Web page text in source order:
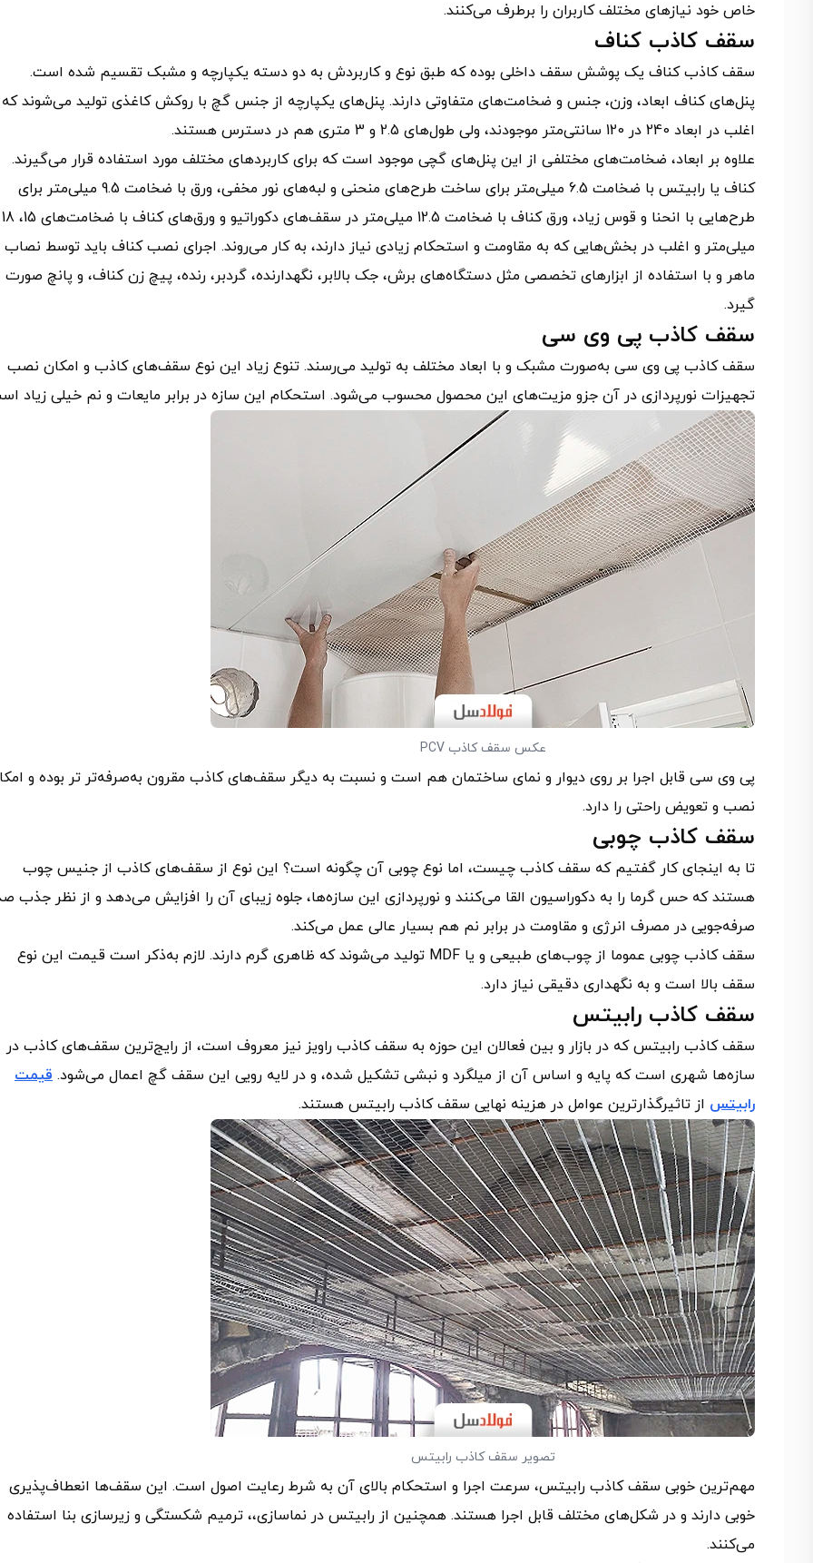
خاص خود نیازهای مختلف کاربران را برطرف می‌کنند.
سقف کاذب کناف
سقف کاذب کناف یک پوشش سقف داخلی بوده که طبق نوع و کاربردش به دو دسته یکپارچه و مشبک تقسیم شده است.
پنل‌های کناف ابعاد، وزن، جنس و ضخامت‌های متفاوتی دارند. پنل‌های یکپارچه از جنس گچ با روکش کاغذی تولید می‌شوند که
اغلب در ابعاد 240 در 120 سانتی‌متر موجودند، ولی طول‌های 2.5 و 3 متری هم در دسترس هستند.
علاوه بر ابعاد، ضخامت‌های مختلفی از این پنل‌های گچی موجود است که برای کاربردهای مختلف مورد استفاده قرار می‌گیرند.
کناف یا رابیتس با ضخامت 6.5 میلی‌متر برای ساخت طرح‌های منحنی و لبه‌های نور مخفی، ورق با ضخامت 9.5 میلی‌متر برای
طرح‌هایی با انحنا و قوس زیاد، ورق کناف با ضخامت 12.5 میلی‌متر در سقف‌های دکوراتیو و ورق‌های کناف با ضخامت‌های 15، 18
میلی‌متر و اغلب در بخش‌هایی که به مقاومت و استحکام زیادی نیاز دارند، به کار می‌روند. اجرای نصب کناف باید توسط نصاب
ماهر و با استفاده از ابزارهای تخصصی مثل دستگاه‌های برش، جک بالابر، نگهدارنده، گردبر، رنده، پیچ زن کناف، و پانچ صورت
گیرد.
سقف کاذب پی وی سی
سقف کاذب پی وی سی به‌صورت مشبک و با ابعاد مختلف به تولید می‌رسند. تنوع زیاد این نوع سقف‌های کاذب و امکان نصب
تجهیزات نورپردازی در آن جزو مزیت‌های این محصول محسوب می‌شود. استحکام این سازه در برابر مایعات و نم خیلی زیاد
عکس سقف کاذب PCV
پی وی سی قابل اجرا بر روی دیوار و نمای ساختمان هم است و نسبت به دیگر سقف‌‌های کاذب مقرون به‌صرفه‌تر تر بوده و
نصب و تعویض راحتی را دارد.
سقف کاذب چوبی
تا به اینجای کار گفتیم که سقف کاذب چیست، اما نوع چوبی آن چگونه است؟ این نوع از سقف‌های کاذب از جنیس چوب
هستند که حس گرما را به دکوراسیون القا می‌کنند و نورپردازی این سازه‌ها، جلوه زیبای آن را افزایش می‌دهد و از نظر جذب
صرفه‌جویی در مصرف انرژی و مقاومت در برابر نم هم بسیار عالی عمل می‌کند.
سقف کاذب چوبی عموما از چوب‌های طبیعی و یا MDF تولید می‌شوند که ظاهری گرم دارند. لازم به‌ذکر است قیمت این نوع
سقف بالا است و به نگهداری دقیقی نیاز دارد.
سقف کاذب رابیتس
سقف کاذب رابیتس که در بازار و بین فعالان این حوزه به سقف کاذب راویز نیز معروف است، از رایج‌ترین سقف‌های کاذب در
سازه‌ها شهری است که پایه و اساس آن از میلگرد و نبشی تشکیل شده، و در لایه رویی این سقف گچ اعمال می‌شود. قیمت
رابیتس از تاثیرگذارترین عوامل در هزینه نهایی سقف کاذب رابیتس هستند.
تصویر سقف کاذب رابیتس
مهم‌ترین خوبی سقف کاذب رابیتس، سرعت اجرا و استحکام بالای آن به شرط رعایت اصول است. این سقف‌ها انعطاف‌پذیری
خوبی دارند و در شکل‌های مختلف قابل اجرا هستند. همچنین از رابیتس در نماسازی،، ترمیم شکستگی و زیرسازی بنا استفاده
می‌کنند.